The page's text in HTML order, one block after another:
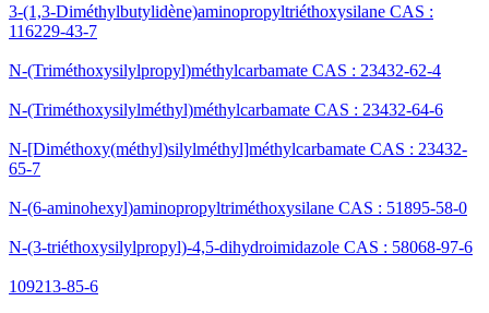
3-(1,3-Diméthylbutylidène)aminopropyltriéthoxysilane CAS :
116229-43-7
N-(Triméthoxysilylpropyl)méthylcarbamate CAS : 23432-62-4
N-(Triméthoxysilylméthyl)méthylcarbamate CAS : 23432-64-6
N-[Diméthoxy(méthyl)silylméthyl]méthylcarbamate CAS : 23432-
65-7
N-(6-aminohexyl)aminopropyltriméthoxysilane CAS : 51895-58-0
N-(3-triéthoxysilylpropyl)-4,5-dihydroimidazole CAS : 58068-97-6
109213-85-6